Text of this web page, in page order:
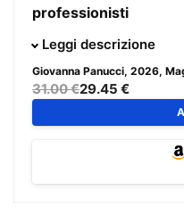
professionisti
Questo non è (solo) un
usoprofessionale,
operativa per imparare a
workflow efficaci e
Leggi descrizione
Giovanna Panucci, 2026,
31.00 €29.45 €